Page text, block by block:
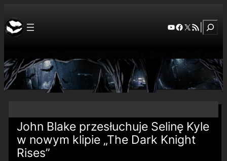
YouTube
Facebook
X RSS Feed
John Blake przesłuchuje Selinę Kyle
w nowym klipie „The Dark Knight
Rises”